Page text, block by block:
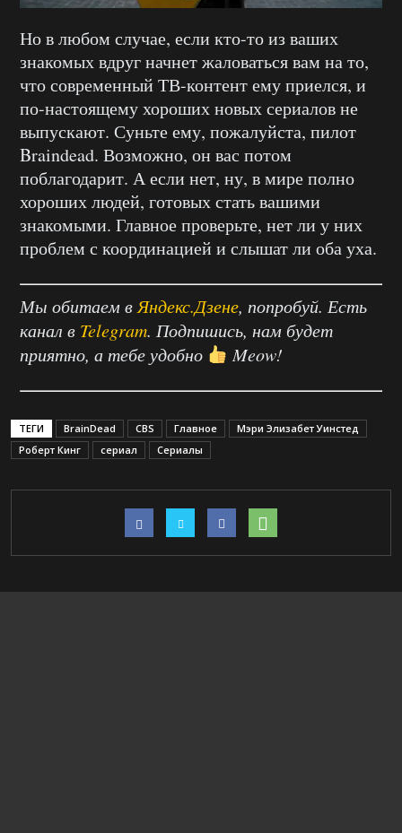
Но в любом случае, если кто-то из ваших
знакомых вдруг начнет жаловаться вам на то,
что современный ТВ-контент ему приелся, и
по-настоящему хороших новых сериалов не
выпускают. Суньте ему, пожалуйста, пилот
Braindead. Возможно, он вас потом
поблагодарит. А если нет, ну, в мире полно
хороших людей, готовых стать вашими
знакомыми. Главное проверьте, нет ли у них
проблем с координацией и слышат ли оба уха.
Мы обитаем в Яндекс.Дзене, попробуй. Есть
канал в Telegram. Подпишись, нам будет
приятно, а тебе удобно
Meow!
ТЕГИ BrainDead CBS Главное
Мэри Элизабет Уинстед
Роберт Кинг
сериал Сериалы